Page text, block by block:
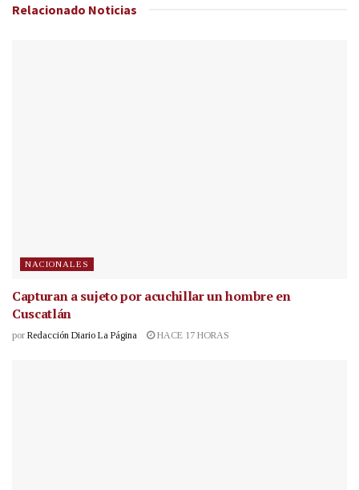
Relacionado Noticias
NACIONALES
Capturan a sujeto por acuchillar un hombre en
Cuscatlán
por Redacción Diario La Página HACE 17 HORAS